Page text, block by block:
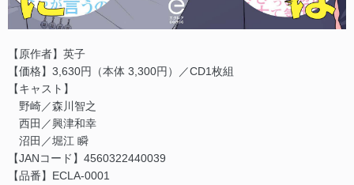
【原作者】英子
【価格】3,630円（本体 3,300円）／CD1枚組
【キャスト】
野崎／森川智之
西田／興津和幸
沼田／堀江 瞬
【JANコード】4560322440039
【品番】ECLA-0001